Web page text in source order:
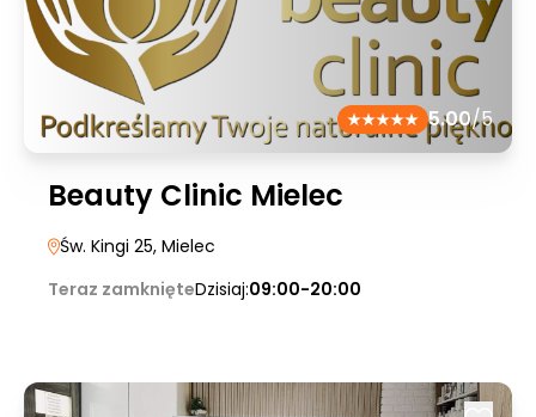
5.00/5
Beauty Clinic Mielec
Św. Kingi 25, Mielec
Teraz zamknięteDzisiaj:09:00-20:00